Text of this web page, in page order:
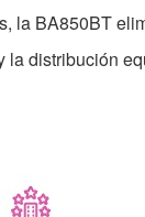
la BA850BT
la distribución